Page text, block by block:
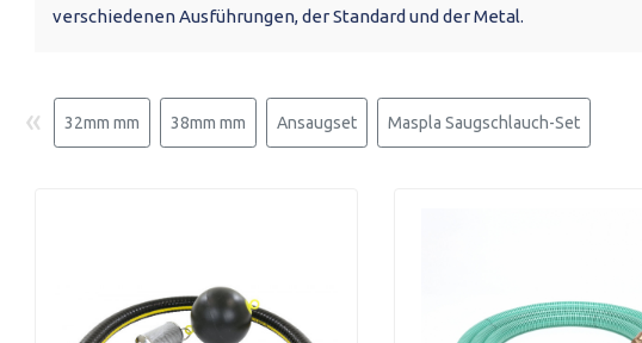
verschiedenen Ausführungen, der Standard und der Metal.
32mm mm 38mm mm Ansaugset Maspla Saugschlauch-Set
«